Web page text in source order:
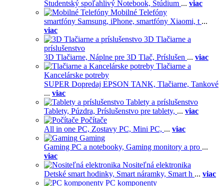
Študentský spoľahlivý Notebook, Štúdium ... viac
Mobilné Telefóny
smartfóny Samsung, iPhone, smartfóny Xiaomi, t ...
viac
3D Tlačiarne a
príslušenstvo
3D Tlačiarne, Náplne pre 3D Tlač, Príslušen ... viac
Tlačiarne a
Kancelárske potreby
SUPER Dopredaj EPSON TANK, Tlačiarne, Tankové
... viac
Tablety a príslušenstvo
Tablety, Púzdra, Príslušenstvo pre tablety, ... viac
Počítače
All in one PC, Zostavy PC, Mini PC, ... viac
Gaming
Gaming PC a notebooky, Gaming monitory a pro ...
viac
Nositeľná elektronika
Detské smart hodinky, Smart náramky, Smart h ... viac
PC komponenty